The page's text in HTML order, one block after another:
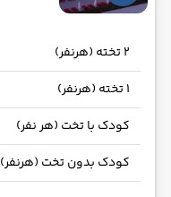
2 تخته (هرنفر)
1 تخته (هرنفر)
کودک با تخت (هر نفر)
کودک بدون تخت (هرنفر)